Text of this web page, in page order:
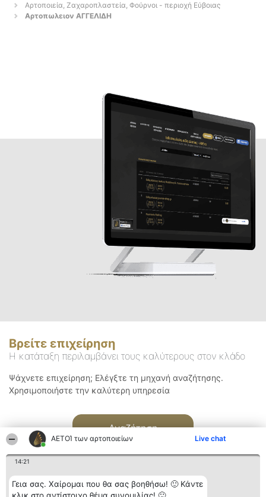
ΑΕΤΟΊ των αρτοποιείων Live chat
14:21
Γεια σας. Χαίρομαι που θα σας βοηθήσω! 🙂 Κάντε
Αρτοποιεία, Ζαχαροπλαστεία, Φούρνοι - περιοχή Εύβοιας
Αρτοπωλειον ΑΓΓΕΛΙΔΗ
Βρείτε επιχείρηση
Η κατάταξη περιλαμβάνει τους καλύτερους στον κλάδο
Ψάχνετε επιχείρηση; Ελέγξτε τη μηχανή αναζήτησης.
Χρησιμοποιήστε την καλύτερη υπηρεσία
Αναζήτηση